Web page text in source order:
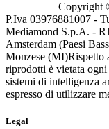
Copyright
P.Iva 03976881007 -
Mediamond S.p.A. -
Amsterdam (Paesi
Monzese (MI)Rispetto
riprodotti è vietata
sistemi di intelligenza
espresso di utilizzare
Legal